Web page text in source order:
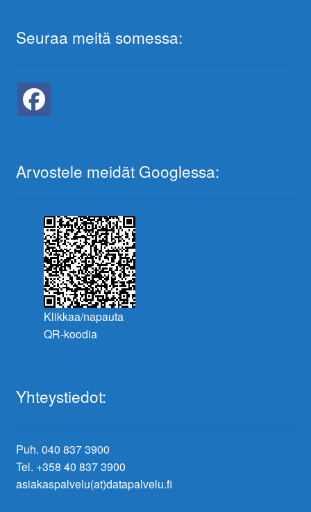
Seuraa meitä somessa:
Arvostele meidät Googlessa:
Klikkaa/napauta
QR-koodia
Yhteystiedot:
Puh. 040 837 3900
Tel. +358 40 837 3900
asiakaspalvelu(at)datapalvelu.fi